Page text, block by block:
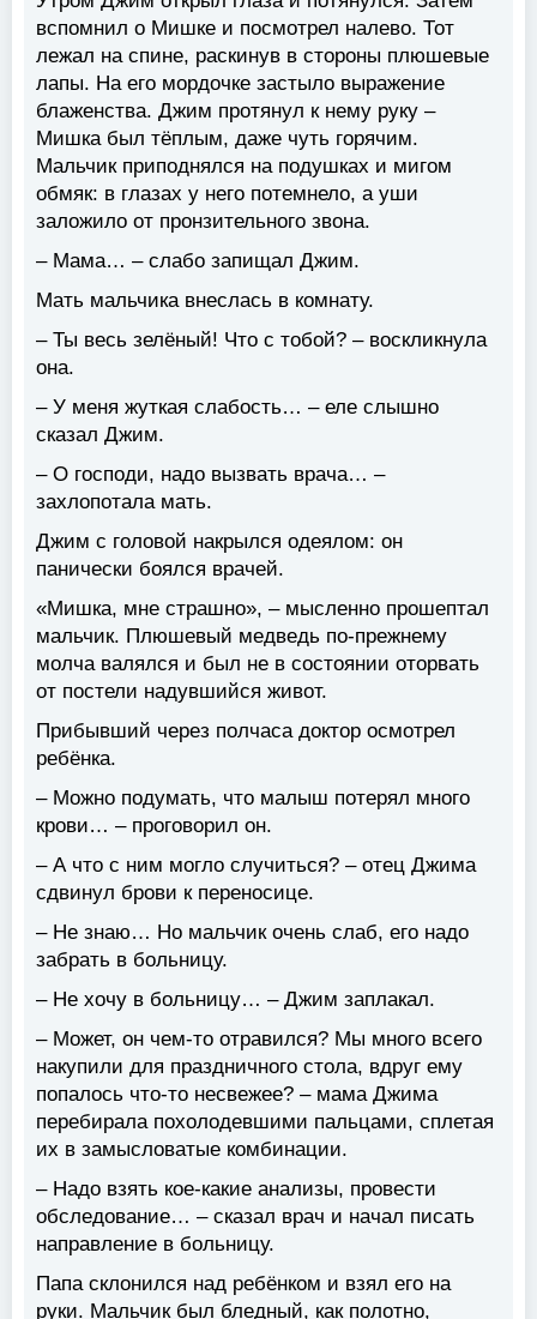
вспомнил о Мишке и посмотрел налево. Тот
лежал на спине, раскинув в стороны плюшевые
лапы. На его мордочке застыло выражение
блаженства. Джим протянул к нему руку –
Мишка был тёплым, даже чуть горячим.
Мальчик приподнялся на подушках и мигом
обмяк: в глазах у него потемнело, а уши
заложило от пронзительного звона.
– Мама… – слабо запищал Джим.
Мать мальчика внеслась в комнату.
– Ты весь зелёный! Что с тобой? – воскликнула
она.
– У меня жуткая слабость… – еле слышно
сказал Джим.
– О господи, надо вызвать врача… –
захлопотала мать.
Джим с головой накрылся одеялом: он
панически боялся врачей.
«Мишка, мне страшно», – мысленно прошептал
мальчик. Плюшевый медведь по-прежнему
молча валялся и был не в состоянии оторвать
от постели надувшийся живот.
Прибывший через полчаса доктор осмотрел
ребёнка.
– Можно подумать, что малыш потерял много
крови… – проговорил он.
– А что с ним могло случиться? – отец Джима
сдвинул брови к переносице.
– Не знаю… Но мальчик очень слаб, его надо
забрать в больницу.
– Не хочу в больницу… – Джим заплакал.
– Может, он чем-то отравился? Мы много всего
накупили для праздничного стола, вдруг ему
попалось что-то несвежее? – мама Джима
перебирала похолодевшими пальцами, сплетая
их в замысловатые комбинации.
– Надо взять кое-какие анализы, провести
обследование… – сказал врач и начал писать
направление в больницу.
Папа склонился над ребёнком и взял его на
руки. Мальчик был бледный, как полотно,